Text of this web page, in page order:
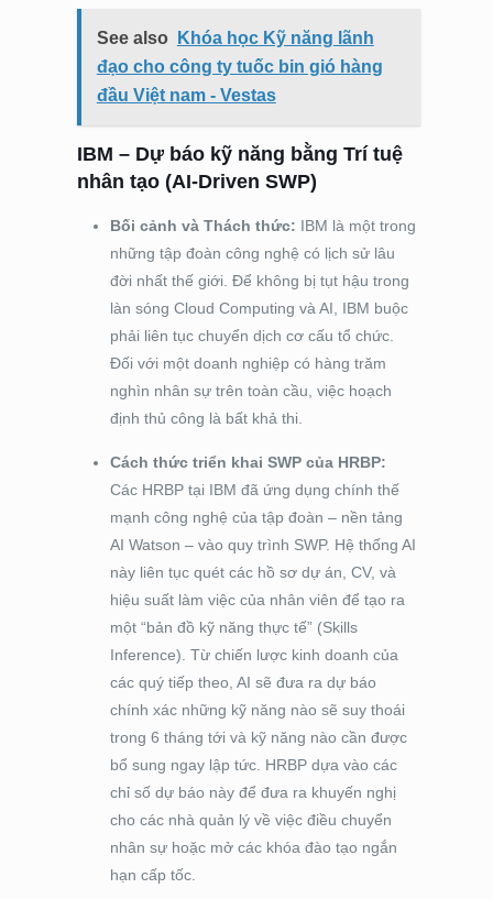
See also
Khóa học Kỹ năng lãnh
đạo cho công ty tuốc bin gió hàng
đầu Việt nam - Vestas
IBM – Dự báo kỹ năng bằng Trí tuệ
nhân tạo (AI-Driven SWP)
Bối cảnh và Thách thức: IBM là một trong
những tập đoàn công nghệ có lịch sử lâu
đời nhất thế giới. Để không bị tụt hậu trong
làn sóng Cloud Computing và AI, IBM buộc
phải liên tục chuyển dịch cơ cấu tổ chức.
Đối với một doanh nghiệp có hàng trăm
nghìn nhân sự trên toàn cầu, việc hoạch
định thủ công là bất khả thi.
Cách thức triển khai SWP của HRBP:
Các HRBP tại IBM đã ứng dụng chính thế
mạnh công nghệ của tập đoàn – nền tảng
AI Watson – vào quy trình SWP. Hệ thống AI
này liên tục quét các hồ sơ dự án, CV, và
hiệu suất làm việc của nhân viên để tạo ra
một “bản đồ kỹ năng thực tế” (Skills
Inference). Từ chiến lược kinh doanh của
các quý tiếp theo, AI sẽ đưa ra dự báo
chính xác những kỹ năng nào sẽ suy thoái
trong 6 tháng tới và kỹ năng nào cần được
bổ sung ngay lập tức. HRBP dựa vào các
chỉ số dự báo này để đưa ra khuyến nghị
cho các nhà quản lý về việc điều chuyển
nhân sự hoặc mở các khóa đào tạo ngắn
hạn cấp tốc.